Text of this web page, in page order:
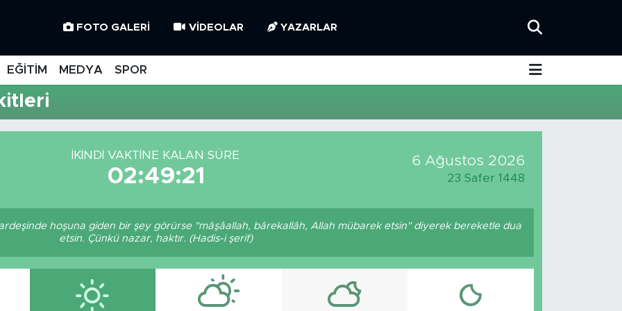
FOTO GALERI VIDEOLAR YAZARLAR
EĞİTİM MEDYA SPOR
İKINDI VAKTINE KALAN SÜRE
02:49:21
6 Ağustos 2026
23 Safer 1448
hoşuna giden bir şey görürse "mâşâallah, bârekallâh, Allah mübarek etsin" diyerek bereketle dua
etsin. Çünkü nazar, haktır. (Hadis-i şerif)